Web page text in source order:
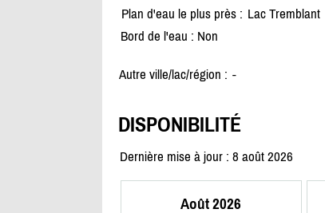
Plan d'eau le plus près : Lac Tremblant
Bord de l'eau : Non
Autre ville/lac/région : -
DISPONIBILITÉ
Dernière mise à jour : 8 août 2026
Août 2026